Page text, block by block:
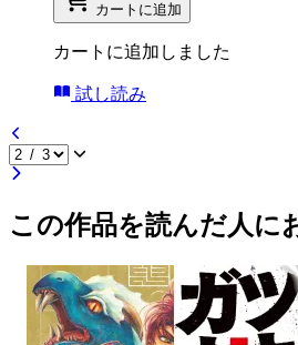
カートに追加
カートに追加しました
試し読み
この作品を読んだ人に